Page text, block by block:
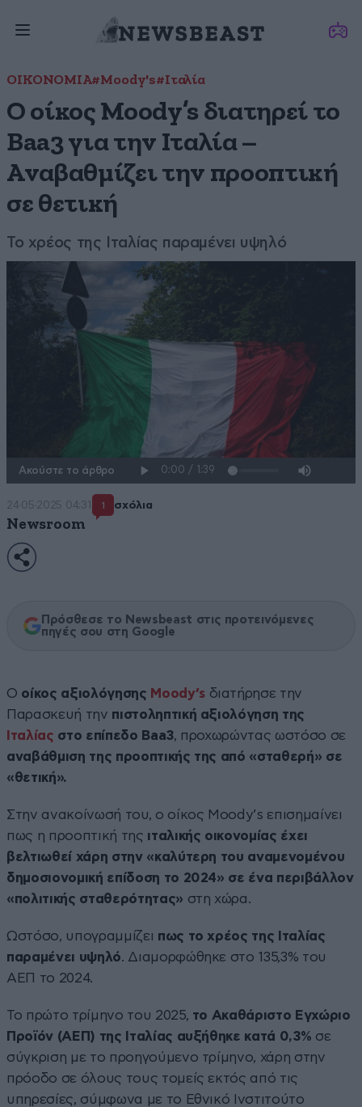
ΟΙΚΟΝΟΜΙΑ#Moody's#Ιταλία
Ο οίκος Moody’s διατηρεί το
Baa3 για την Ιταλία –
Αναβαθμίζει την προοπτική
σε θετική
Το χρέος της Ιταλίας παραμένει υψηλό
Ακούστε το άρθρο
24·05·2025 04:31 1 σχόλια
Newsroom
Πρόσθεσε το Newsbeast στις προτεινόμενες
πηγές σου στη Google
Ο οίκος αξιολόγησης Moody’s διατήρησε την
Παρασκευή την πιστοληπτική αξιολόγηση της
Ιταλίας στο επίπεδο Baa3, προχωρώντας ωστόσο σε
αναβάθμιση της προοπτικής της από «σταθερή» σε
«θετική».
Στην ανακοίνωσή του, ο οίκος Moody’s επισημαίνει
πως η προοπτική της ιταλικής οικονομίας έχει
βελτιωθεί χάρη στην «καλύτερη του αναμενομένου
δημοσιονομική επίδοση το 2024» σε ένα περιβάλλον
«πολιτικής σταθερότητας» στη χώρα.
Ωστόσο, υπογραμμίζει πως το χρέος της Ιταλίας
παραμένει υψηλό. Διαμορφώθηκε στο 135,3% του
ΑΕΠ το 2024.
Το πρώτο τρίμηνο του 2025, το Ακαθάριστο Εγχώριο
Προϊόν (ΑΕΠ) της Ιταλίας αυξήθηκε κατά 0,3% σε
σύγκριση με το προηγούμενο τρίμηνο, χάρη στην
πρόοδο σε όλους τους τομείς εκτός από τις
υπηρεσίες, σύμφωνα με το Εθνικό Ινστιτούτο